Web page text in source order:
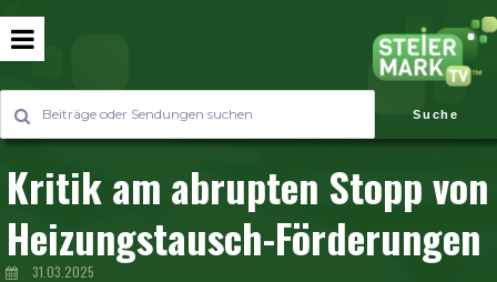
Suche
Kritik am abrupten Stopp von
Heizungstausch-Förderungen
31.03.2025